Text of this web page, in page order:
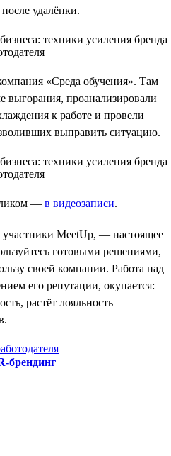
удалёнки.
«Среда обучения». Там
выгорания, проанализировали
к работе и провели
выправить ситуацию.
— в видеозаписи.
MeetUp, — настоящее
готовыми решениями,
своей компании. Работа над
его репутации, окупается:
растёт лояльность
брендинг